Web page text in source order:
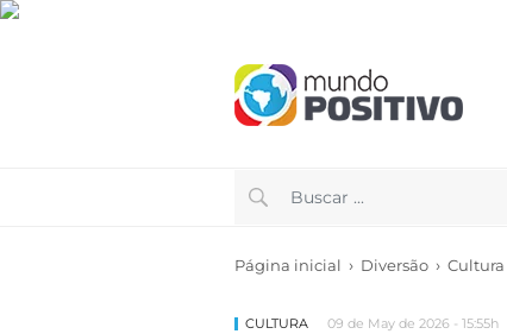
Página inicial › Diversão › Cultura
CULTURA 09 de May de 2026 - 15:55h